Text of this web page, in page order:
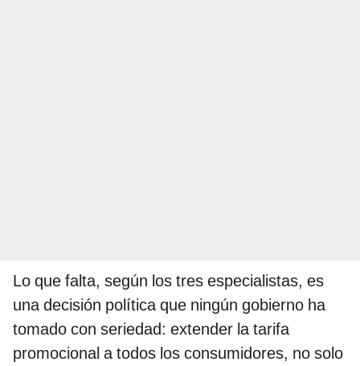
Lo que falta, según los tres especialistas, es
una decisión política que ningún gobierno ha
tomado con seriedad: extender la tarifa
promocional a todos los consumidores, no solo